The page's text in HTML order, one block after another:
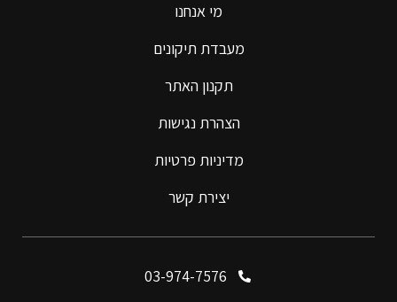
מי אנחנו
מעבדת תיקונים
תקנון האתר
הצהרת נגישות
מדיניות פרטיות
יצירת קשר
03-974-7576